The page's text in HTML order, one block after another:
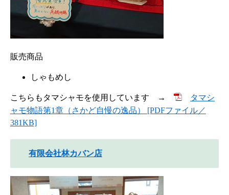
販売商品
しゃもめし
こちらもタマシャモを使用しています →
タマシ
ャモ物語第1章（さかど自慢の逸品） [PDFファイル／
381KB]
有限会社林カバン店